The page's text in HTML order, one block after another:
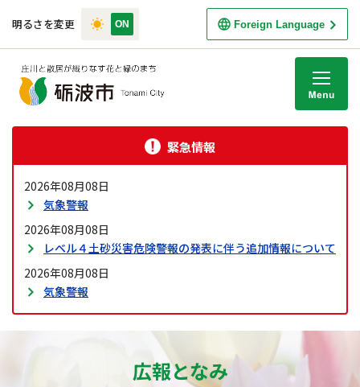
明るさを変更 Foreign Language
緊急情報
2026年08月08日
気象警報
2026年08月08日
レベル４土砂災害危険警報の発表に伴う追加情報について
2026年08月08日
気象警報
広報となみ